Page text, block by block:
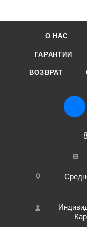
О НАС
ГАРАНТИИ
ВОЗВРАТ